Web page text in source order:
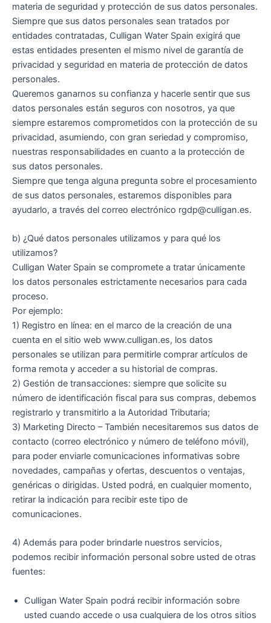
materia de seguridad y protección de sus datos personales.
Siempre que sus datos personales sean tratados por
entidades contratadas, Culligan Water Spain exigirá que
estas entidades presenten el mismo nivel de garantía de
privacidad y seguridad en materia de protección de datos
personales.
Queremos ganarnos su confianza y hacerle sentir que sus
datos personales están seguros con nosotros, ya que
siempre estaremos comprometidos con la protección de su
privacidad, asumiendo, con gran seriedad y compromiso,
nuestras responsabilidades en cuanto a la protección de
sus datos personales.
Siempre que tenga alguna pregunta sobre el procesamiento
de sus datos personales, estaremos disponibles para
ayudarlo, a través del correo electrónico rgdp@culligan.es.
b) ¿Qué datos personales utilizamos y para qué los
utilizamos?
Culligan Water Spain se compromete a tratar únicamente
los datos personales estrictamente necesarios para cada
proceso.
Por ejemplo:
1) Registro en línea: en el marco de la creación de una
cuenta en el sitio web www.culligan.es, los datos
personales se utilizan para permitirle comprar artículos de
forma remota y acceder a su historial de compras.
2) Gestión de transacciones: siempre que solicite su
número de identificación fiscal para sus compras, debemos
registrarlo y transmitirlo a la Autoridad Tributaria;
3) Marketing Directo – También necesitaremos sus datos de
contacto (correo electrónico y número de teléfono móvil),
para poder enviarle comunicaciones informativas sobre
novedades, campañas y ofertas, descuentos o ventajas,
genéricas o dirigidas. Usted podrá, en cualquier momento,
retirar la indicación para recibir este tipo de
comunicaciones.
4) Además para poder brindarle nuestros servicios,
podemos recibir información personal sobre usted de otras
fuentes:
Culligan Water Spain podrá recibir información sobre
usted cuando accede o usa cualquiera de los otros sitios